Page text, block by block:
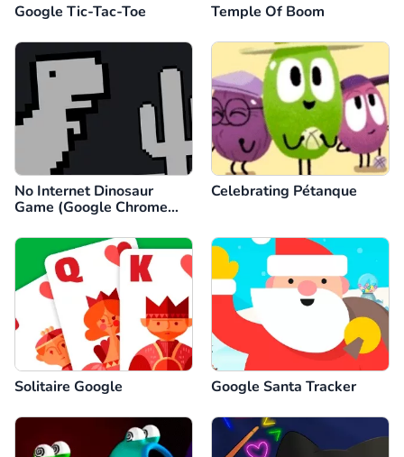
Google Tic-Tac-Toe Temple Of Boom
No Internet Dinosaur
Game (Google Chrome
Celebrating Pétanque
Solitaire Google Google Santa Tracker